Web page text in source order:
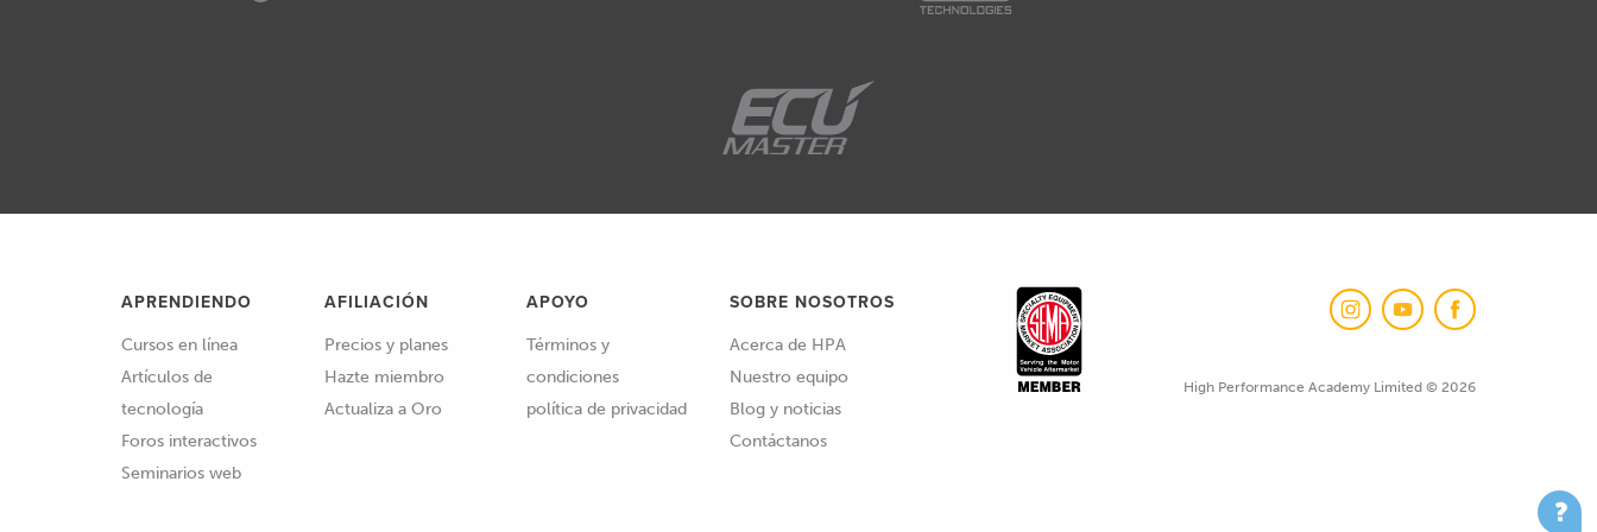
APRENDIENDO
Cursos en línea
Artículos de
tecnología
Foros interactivos
Seminarios web
AFILIACIÓN
Precios y planes
Hazte miembro
Actualiza a Oro
APOYO
Términos y
condiciones
política de privacidad
SOBRE NOSOTROS
Acerca de HPA
Nuestro equipo
Blog y noticias
Contáctanos
High Performance Academy Limited © 2026